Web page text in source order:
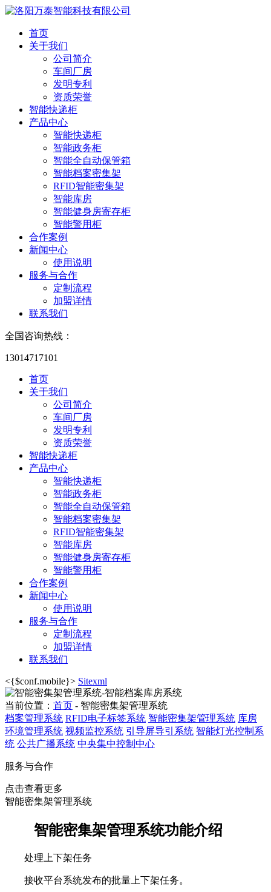
首页
关于我们
公司简介
车间厂房
发明专利
资质荣誉
智能快递柜
产品中心
智能快递柜
智能政务柜
智能全自动保管箱
智能档案密集架
RFID智能密集架
智能库房
智能健身房寄存柜
智能警用柜
合作案例
新闻中心
使用说明
服务与合作
定制流程
加盟详情
联系我们
全国咨询热线：
13014717101
首页
关于我们
公司简介
车间厂房
发明专利
资质荣誉
智能快递柜
产品中心
智能快递柜
智能政务柜
智能全自动保管箱
智能档案密集架
RFID智能密集架
智能库房
智能健身房寄存柜
智能警用柜
合作案例
新闻中心
使用说明
服务与合作
定制流程
加盟详情
联系我们
<{$conf.mobile}> Sitexml
当前位置： 首页 - 智能密集架管理系统
档案管理系统 RFID电子标签系统 智能密集架管理系统 库房
环境管理系统 视频监控系统 引导屏导引系统 智能灯光控制系
统 公共广播系统 中央集中控制中心
服务与合作
点击查看更多
智能密集架管理系统
智能密集架管理系统功能介绍
处理上下架任务
接收平台系统发布的批量上下架任务。